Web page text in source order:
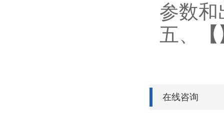
参数和
五、
【
在线咨询